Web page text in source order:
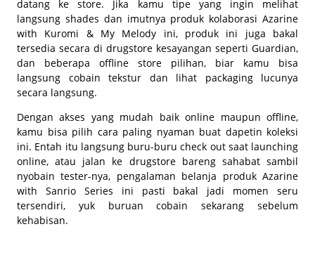
datang kestore. Jika kamu tipe yang ingin melihat
langsung shades dan imutnya produk kolaborasi Azarine
with Kuromi & My Melody ini, produk ini juga bakal
tersedia secara di drugstore kesayangan seperti Guardian,
dan beberapa offline store pilihan, biar kamu bisa
langsung cobain tekstur dan lihat packaging lucunya
secara langsung.
Dengan akses yang mudah baikonline maupunoffline,
kamu bisa pilih cara paling nyaman buat dapetin koleksi
ini. Entah itu langsung buru-burucheck outsaat launching
online, atau jalan ke drugstore bareng sahabat sambil
nyobaintester-nya, pengalaman belanja produk Azarine
with Sanrio Series ini pasti bakal jadi momen seru
tersendiri, yuk buruan cobain sekarang sebelum
kehabisan.